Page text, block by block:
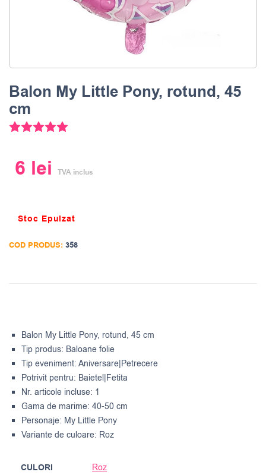
Balon My Little Pony, rotund, 45
cm
6 lei TVA inclus
Stoc Epuizat
COD PRODUS: 358
Balon My Little Pony, rotund, 45 cm
Tip produs: Baloane folie
Tip eveniment: Aniversare|Petrecere
Potrivit pentru: Baietel|Fetita
Nr. articole incluse: 1
Gama de marime: 40-50 cm
Personaje: My Little Pony
Variante de culoare: Roz
CULORI Roz